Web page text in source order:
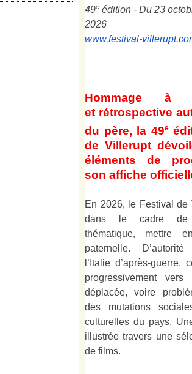
49e édition - Du 23
2026
www.festival-
Hommage à
et rétrospective
du père, la 49e
de Villerupt
éléments de
son affiche
En 2026, le Festival de
dans le cadre de
thématique, mettre
paternelle.
l’Italie d’après-guerre,
progressivement
déplacée, voire
des mutations
culturelles du pays.
illustrée travers une
de films.